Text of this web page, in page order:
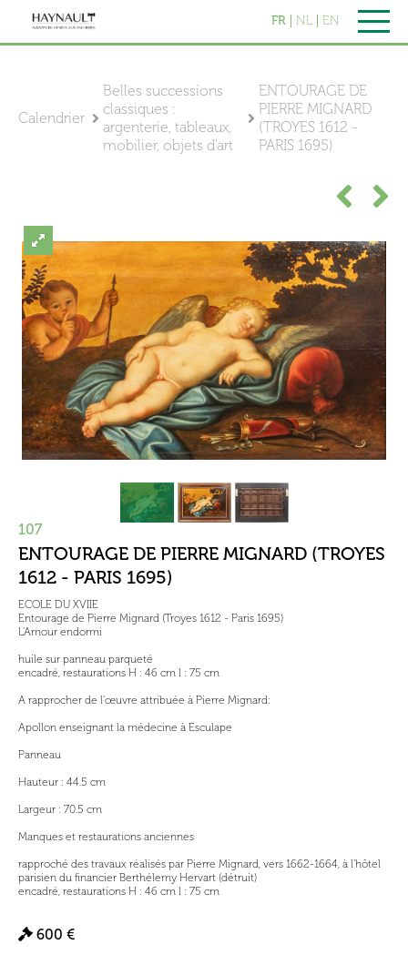
FR NL EN
Calendrier
Belles successions
classiques :
argenterie, tableaux,
mobilier, objets d'art
ENTOURAGE DE
PIERRE MIGNARD
(TROYES 1612 -
PARIS 1695)
107
ENTOURAGE DE PIERRE MIGNARD (TROYES
1612 - PARIS 1695)
ECOLE DU XVIIE
Entourage de Pierre Mignard (Troyes 1612 - Paris 1695)
L'Amour endormi
huile sur panneau parqueté
encadré, restaurations H : 46 cm l : 75 cm
A rapprocher de l'œuvre attribuée à Pierre Mignard:
Apollon enseignant la médecine à Esculape
Panneau
Hauteur : 44.5 cm
Largeur : 70.5 cm
Manques et restaurations anciennes
rapproché des travaux réalisés par Pierre Mignard, vers 1662-1664, à l'hôtel
parisien du financier Berthélemy Hervart (détruit)
encadré, restaurations H : 46 cm l : 75 cm
600 €